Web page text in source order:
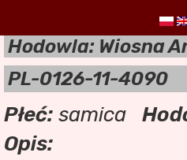
Hodowla: Wiosna
PL-0126-11-4090
Płeć: samica
Opis: